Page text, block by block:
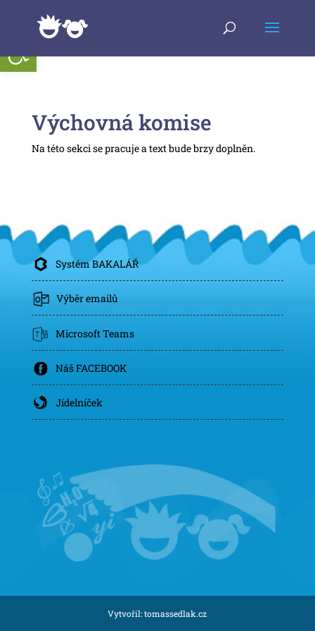
Open toolbar
Výchovná komise
Na této sekci se pracuje a text bude brzy doplněn.
Systém BAKALÁŘ
Výběr emailů
Microsoft Teams
Náš FACEBOOK
Jídelníček
Vytvořil:tomassedlak.cz